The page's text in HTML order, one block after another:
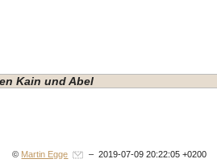
Kain und Abel
© Martin Egge – 2019-07-09 20:22:05 +0200